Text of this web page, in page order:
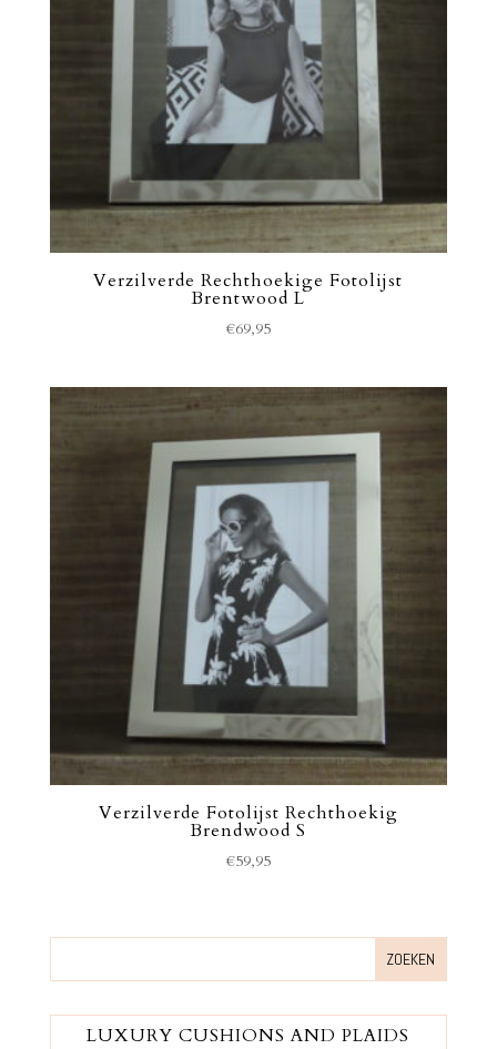
Verzilverde Rechthoekige Fotolijst
Brentwood L
€69,95
Verzilverde Fotolijst Rechthoekig
Brendwood S
€59,95
LUXURY CUSHIONS AND PLAIDS